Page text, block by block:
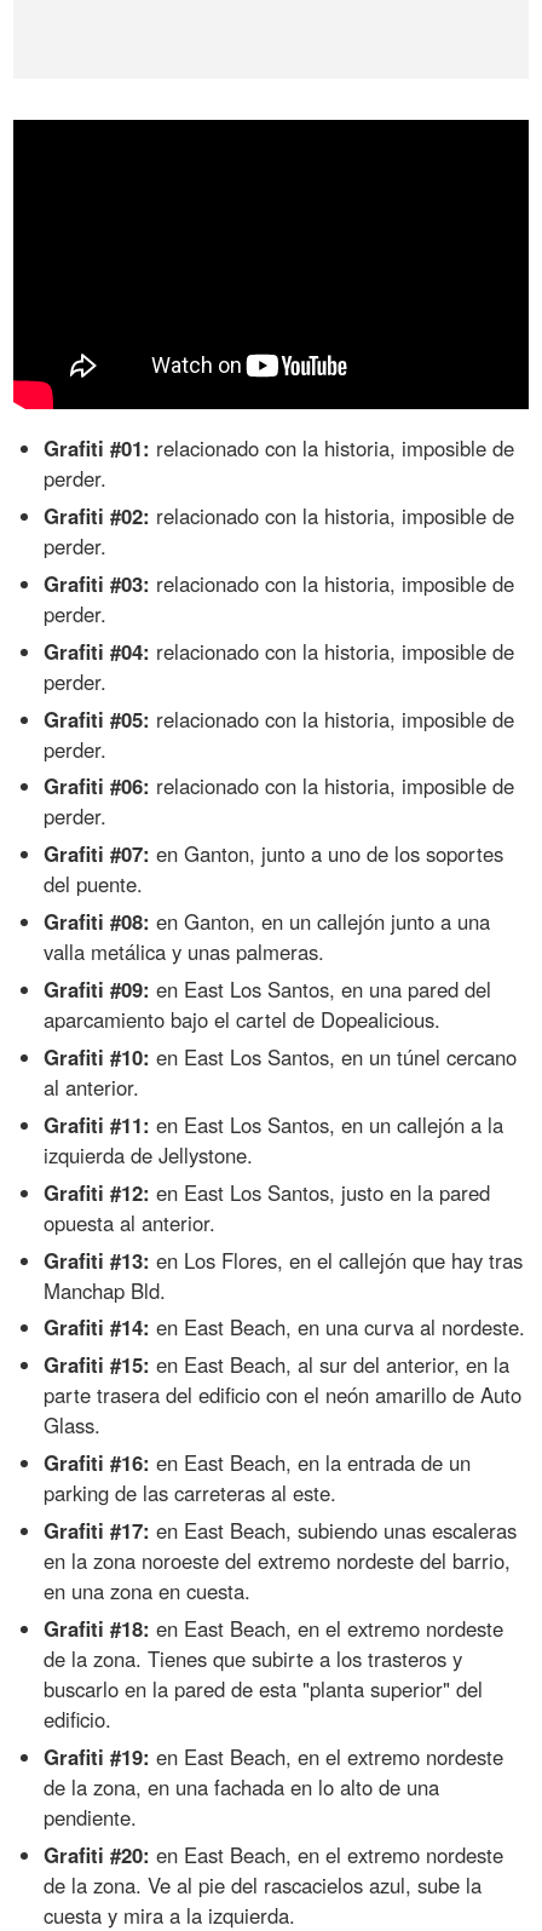
Grafiti #01: relacionado con la historia, imposible de
perder.
Grafiti #02: relacionado con la historia, imposible de
perder.
Grafiti #03: relacionado con la historia, imposible de
perder.
Grafiti #04: relacionado con la historia, imposible de
perder.
Grafiti #05: relacionado con la historia, imposible de
perder.
Grafiti #06: relacionado con la historia, imposible de
perder.
Grafiti #07: en Ganton, junto a uno de los soportes
del puente.
Grafiti #08: en Ganton, en un callejón junto a una
valla metálica y unas palmeras.
Grafiti #09: en East Los Santos, en una pared del
aparcamiento bajo el cartel de Dopealicious.
Grafiti #10: en East Los Santos, en un túnel cercano
al anterior.
Grafiti #11: en East Los Santos, en un callejón a la
izquierda de Jellystone.
Grafiti #12: en East Los Santos, justo en la pared
opuesta al anterior.
Grafiti #13: en Los Flores, en el callejón que hay tras
Manchap Bld.
Grafiti #14: en East Beach, en una curva al nordeste.
Grafiti #15: en East Beach, al sur del anterior, en la
parte trasera del edificio con el neón amarillo de Auto
Glass.
Grafiti #16: en East Beach, en la entrada de un
parking de las carreteras al este.
Grafiti #17: en East Beach, subiendo unas escaleras
en la zona noroeste del extremo nordeste del barrio,
en una zona en cuesta.
Grafiti #18: en East Beach, en el extremo nordeste
de la zona. Tienes que subirte a los trasteros y
buscarlo en la pared de esta "planta superior" del
edificio.
Grafiti #19: en East Beach, en el extremo nordeste
de la zona, en una fachada en lo alto de una
pendiente.
Grafiti #20: en East Beach, en el extremo nordeste
de la zona. Ve al pie del rascacielos azul, sube la
cuesta y mira a la izquierda.